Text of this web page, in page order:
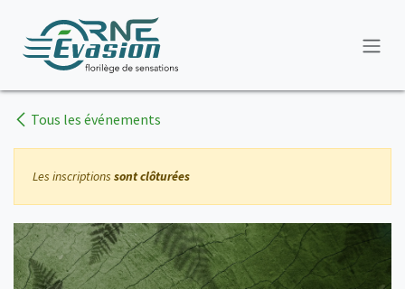
Tous les événements
Les inscriptions sont clôturées